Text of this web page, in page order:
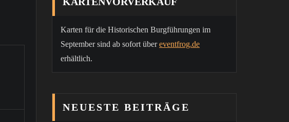
Karten für die Historischen Burgführungen im
September sind ab sofort übereventfrog.de
erhältlich.
NEUESTE BEITRÄGE